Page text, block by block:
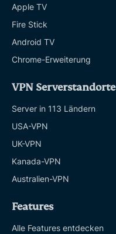
Apple TV
Fire Stick
Android TV
Chrome-Erweiterung
VPN Serverstandorte
Server in 113 Ländern
USA-VPN
UK-VPN
Kanada-VPN
Australien-VPN
Features
Alle Features entdecken